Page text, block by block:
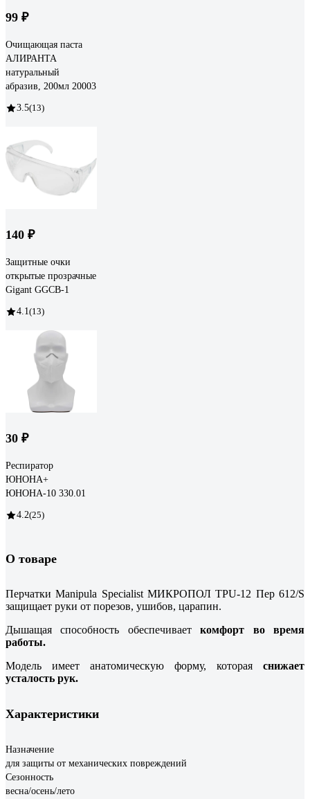
99 ₽
Очищающая паста
АЛИРАНТА
натуральный
абразив, 200мл 20003
3.5(13)
140 ₽
Защитные очки
открытые прозрачные
Gigant GGСB-1
4.1 (13)
30 ₽
Респиратор
ЮНОНА+
ЮНОНА-10 330.01
4.2(25)
О товаре
Перчатки Manipula Specialist МИКРОПОЛ TPU-12 Пер 612/S
защищает руки от порезов, ушибов, царапин.
Дышащая способность обеспечиваеткомфорт во время
работы.
Модель имеет анатомическую форму, которая снижает
усталость рук.
Характеристики
Назначение
для защиты от механических повреждений
Сезонность
весна/осень/лето